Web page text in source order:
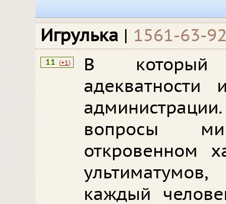
Игрулька | 1561-63-
11 (+1)
В который
вопросы
откровенном
каждый